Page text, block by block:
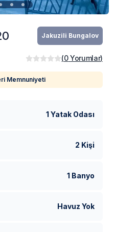
Jakuzili Bungalov
(0 Yorumlar)
Memnuniyeti
1 Yatak Odası
2 Kişi
1 Banyo
Havuz Yok